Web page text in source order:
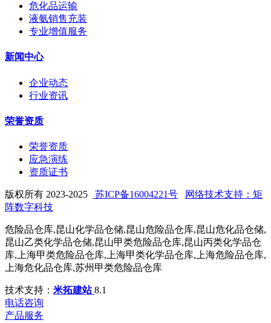
危化品运输
液氨销售充装
专业增值服务
新闻中心
企业动态
行业资讯
荣誉资质
荣誉资质
应急演练
资质证书
版权所有 2023-2025 苏ICP备16004221号
网络技术支持：矩
阵数字科技
危险品仓库,昆山化学品仓储,昆山危险品仓库,昆山危化品仓储,
昆山乙类化学品仓储,昆山甲类危险品仓库,昆山丙类化学品仓
库,上海甲类危险品仓库,上海甲类化学品仓库,上海危险品仓库,
上海危化品仓库,苏州甲类危险品仓库
技术支持： 米拓建站8.1
电话咨询
产品服务